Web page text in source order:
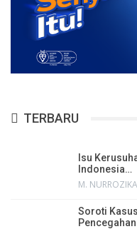
TERBARU
Isu
Indonesia…
M.
Soroti